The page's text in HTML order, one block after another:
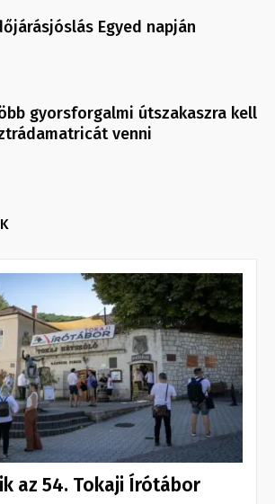
Egyed napján
gyorsforgalmi útszakaszra kell
venni
az 54. Tokaji Írótábor